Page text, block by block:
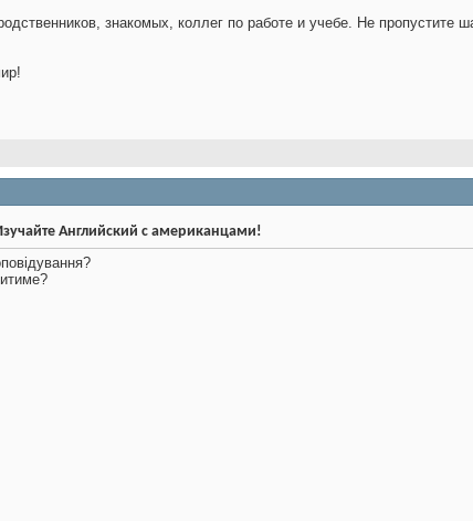
знакомых, коллег по работе и учебе. Не пропустите
Английский с американцами!